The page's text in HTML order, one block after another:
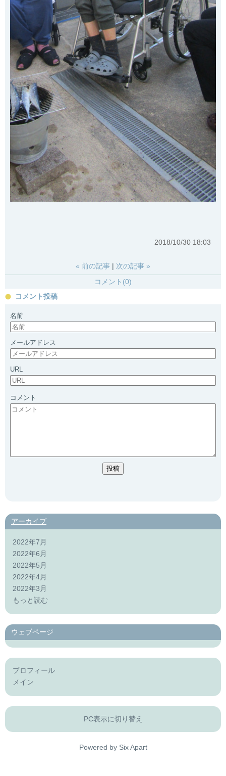
2018/10/30 18:03
« 前の記事 次の記事 »
コメント(0)
コメント投稿
名前
メールアドレス
URL
コメント
アーカイブ
2022年7月
2022年6月
2022年5月
2022年4月
2022年3月
もっと読む
ウェブページ
プロフィール
メイン
PC表示に切り替え
Powered by Six Apart